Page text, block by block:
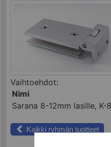
Vaihtoehdot:
Nimi
Sarana 8-12mm lasille,
Kaikki ryhmän tuotteet